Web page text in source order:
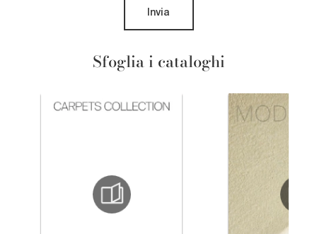
Sfoglia i cataloghi
Invia